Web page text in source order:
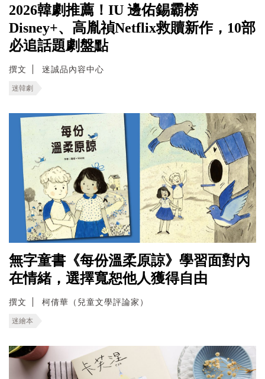
2026韓劇推薦！IU 邊佑錫霸榜
Disney+、高胤禎Netflix救贖新作，10部
必追話題劇盤點
撰文 迷誠品內容中心
迷韓劇
無字童書《每份溫柔原諒》學習面對內
在情緒，選擇寬恕他人獲得自由
撰文 柯倩華（兒童文學評論家）
迷繪本